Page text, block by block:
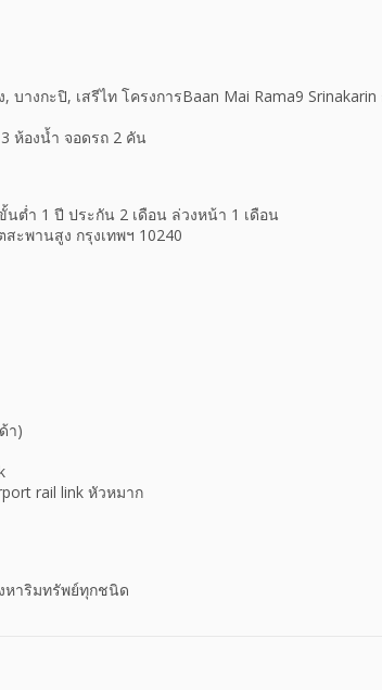
บางกะปิ, เสรีไท โครงการBaan Mai Rama9
ห้องน้ำ จอดรถ 2 คัน
ต่ำ 1 ปี ประกัน 2 เดือน ล่วงหน้า 1 เดือน
ะพานสูง กรุงเทพฯ 10240
า)
rail link หัวหมาก
หาริมทรัพย์ทุกชนิด